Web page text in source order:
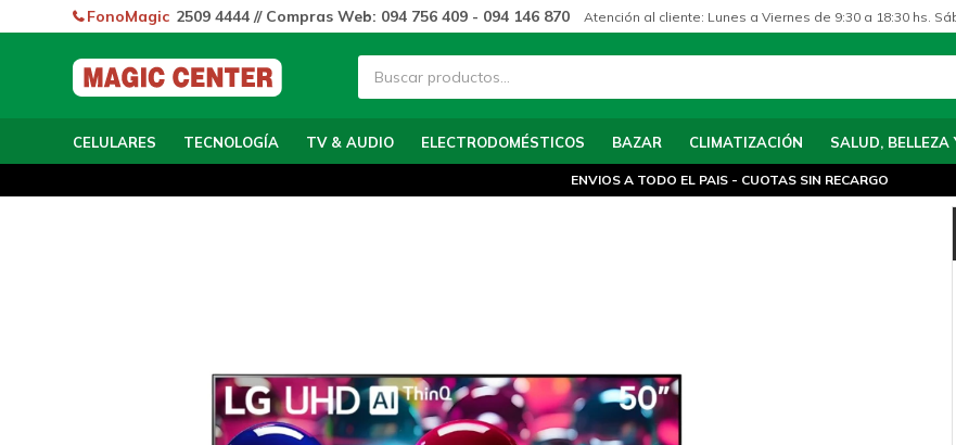
CELULARES TECNOLOGÍA TV & AUDIO ELECTRODOMÉSTICOS BAZAR CLIMATIZACIÓN SALUD, BELLEZA
FonoMagic 2509 4444 // Compras Web: 094 756 409 - 094 146 870 Atención al cliente: Lunes a Viernes de 9:30 a 18:30 hs.
ENVIOS A TODO EL PAIS - CUOTAS SIN RECARGO